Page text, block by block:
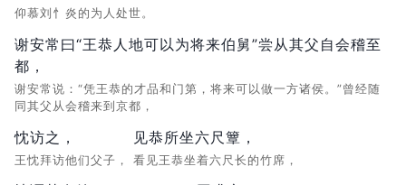
仰慕刘忄炎的为人处世。
谢安常曰“王恭人地可以为将来伯舅”尝从其父自会稽至
都，
谢安常说：“凭王恭的才品和门第，将来可以做一方诸侯。”曾经随
同其父从会稽来到京都，
忱访之，
王忱拜访他们父子，
见恭所坐六尺簟，
看见王恭坐着六尺长的竹席，